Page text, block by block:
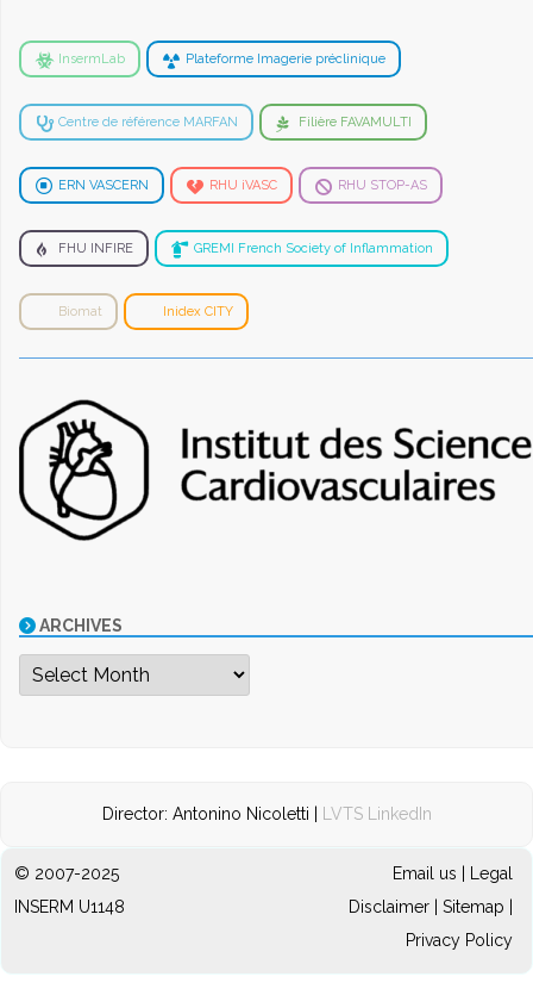
InsermLab Plateforme Imagerie préclinique
Centre de référence MARFAN Filière FAVAMULTI
ERN VASCERN RHU iVASC RHU STOP-AS
FHU INFIRE GREMI French Society of Inflammation
Biomat Inidex CITY
ARCHIVES
Archives
Director: Antonino Nicoletti | LVTS LinkedIn
© 2007-2025
INSERM U1148
Email us
Legal
Disclaimer| Sitemap
Privacy Policy